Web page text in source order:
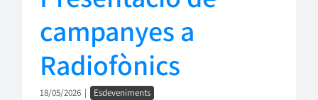
campanyes a
Radiofònics
18/05/2026 | Esdeveniments